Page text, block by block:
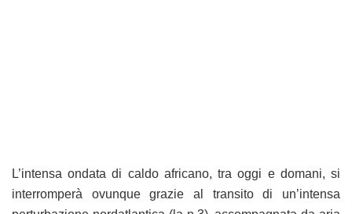
L’intensa ondata di caldo africano, tra oggi e domani, si
interromperà ovunque grazie al transito di un’intensa